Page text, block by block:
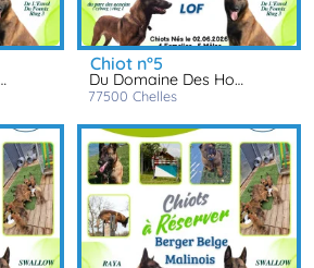
chiot n°5
Du Domaine Des Hoyas
77500 chelles